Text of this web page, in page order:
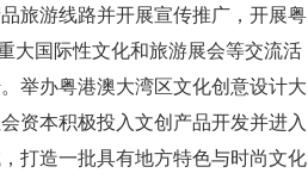
旅游线路并开展宣传推广，开展粤
大国际性文化和旅游展会等交流活
举办粤港澳大湾区文化创意设计大
资本积极投入文创产品开发并进入
打造一批具有地方特色与时尚文化